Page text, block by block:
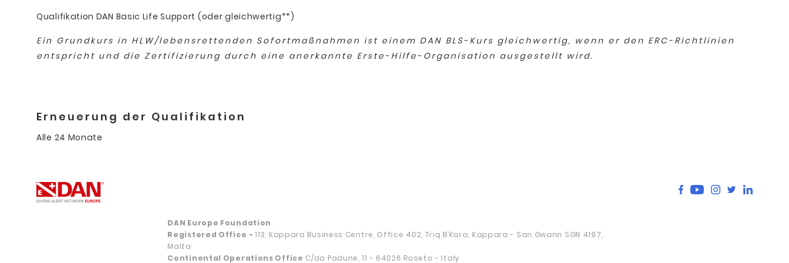
Qualifikation DAN Basic Life Support (oder gleichwertig**)
Ein Grundkurs in HLW/lebensrettenden Sofortmaßnahmen ist einem DAN BLS-Kurs gleichwertig, wenn er den ERC-Richtlinien
entspricht und die Zertifizierung durch eine anerkannte Erste-Hilfe-Organisation ausgestellt wird.
Erneuerung der Qualifikation
Alle 24 Monate
DAN Europe Foundation
Registered Office -113, Kappara Business Centre, Office 402, Triq B’Kara, Kappara - San Gwann SGN 4197,
Malta
Continental Operations Office C/da Padune, 11 - 64026 Roseto - Italy